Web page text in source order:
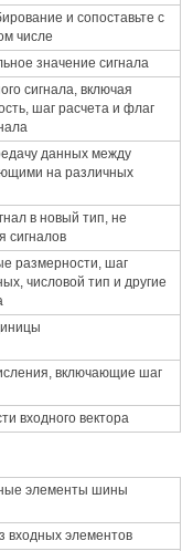
и сопоставьте с
числе
значение сигнала
сигнала, включая
шаг расчета и флаг
данных между
на различных
в новый тип, не
сигналов
размерности, шаг
числовой тип и другие
включающие шаг
входного вектора
элементы шины
входных элементов